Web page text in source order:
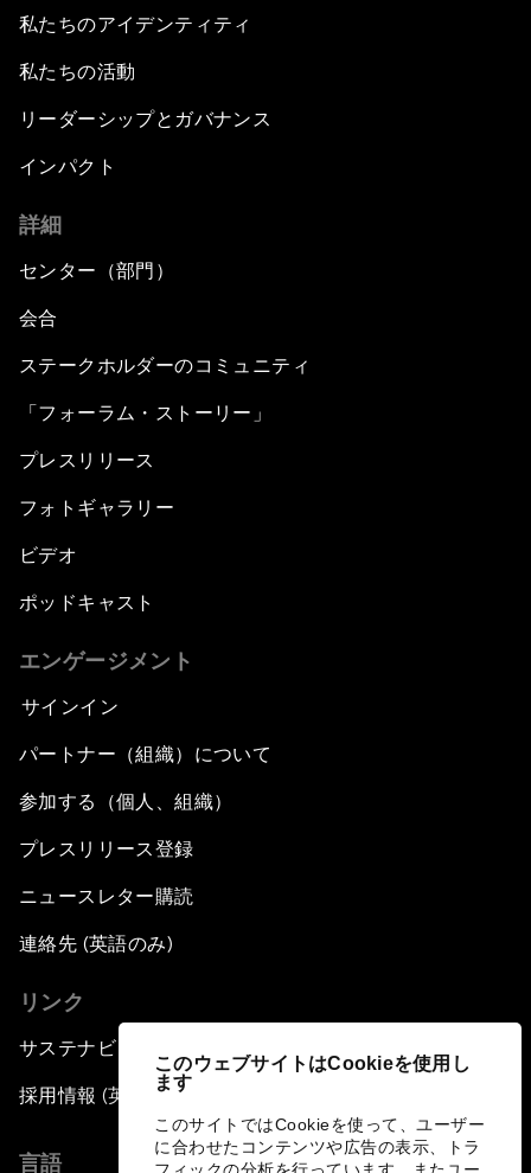
このウェブサイトはCookieを使用し
ます
このサイトではCookieを使って、ユーザー
に合わせたコンテンツや広告の表示、トラ
私たちのアイデンティティ
私たちの活動
リーダーシップとガバナンス
インパクト
詳細
センター（部門）
会合
ステークホルダーのコミュニティ
「フォーラム・ストーリー」
プレスリリース
フォトギャラリー
ビデオ
ポッドキャスト
エンゲージメント
サインイン
パートナー（組織）について
参加する（個人、組織）
プレスリリース登録
ニュースレター購読
連絡先 (英語のみ)
リンク
サステナビリティへの取り組み
採用情報 (英語のみ)
言語